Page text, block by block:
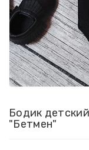
Бодик
"Бетмен"